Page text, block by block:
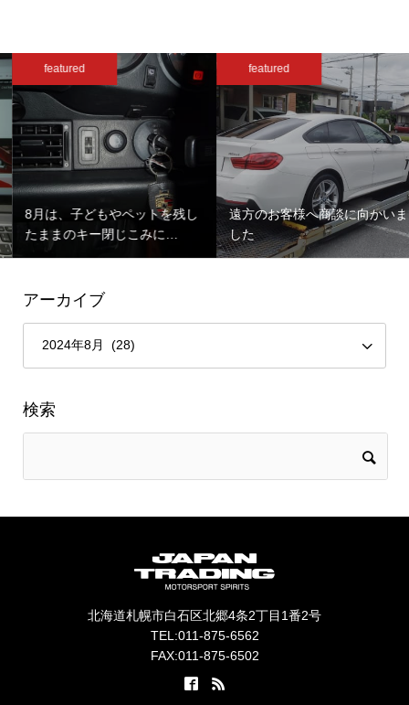
featured
8月は、子どもやペットを残し
たままのキー閉じこみに…
featured
遠方のお客様へ商談に向かいま
した
アーカイブ
検索
北海道札幌市白石区北郷4条2丁目1番2号
TEL:011-875-6562
FAX:011-875-6502